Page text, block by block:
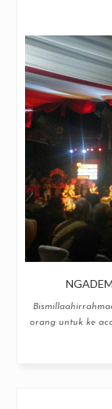
orang untuk ke